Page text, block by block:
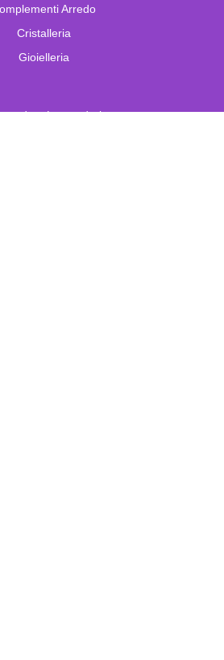
Arredo
Cristalleria
Gioielleria
e Lampadari